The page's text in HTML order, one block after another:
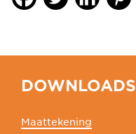
DOWNLOADS
Maattekening